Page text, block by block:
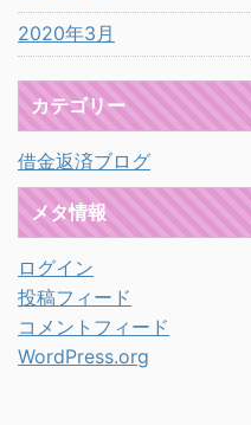
2020年3月
カテゴリー
借金返済ブログ
メタ情報
ログイン
投稿フィード
コメントフィード
WordPress.org